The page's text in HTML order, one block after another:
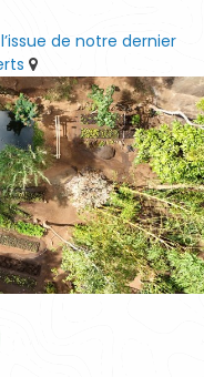
de notre dernier